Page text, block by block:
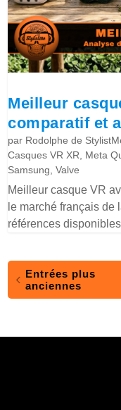
Meilleur
comparatif et
par Rodolphe de
Casques VR XR
Meta
Samsung ,Valve
Meilleur casque VR
le marché français de
références
Entrées plus
anciennes